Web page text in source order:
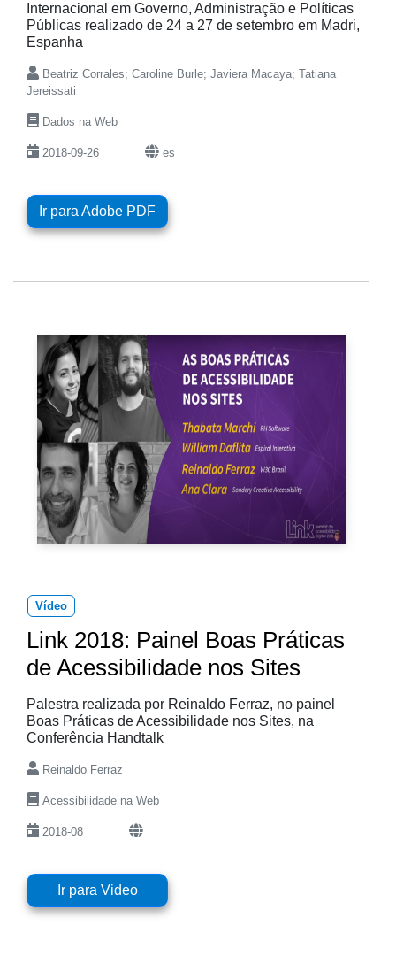
Internacional em Governo, Administração e Políticas
Públicas realizado de 24 a 27 de setembro em Madri,
Espanha
Beatriz Corrales; Caroline Burle; Javiera Macaya; Tatiana
Jereissati
Dados na Web
2018-09-26 es
Ir para Adobe PDF
Vídeo
Link 2018: Painel Boas Práticas
de Acessibilidade nos Sites
Palestra realizada por Reinaldo Ferraz, no painel
Boas Práticas de Acessibilidade nos Sites, na
Conferência Handtalk
Reinaldo Ferraz
Acessibilidade na Web
2018-08
Ir para Video